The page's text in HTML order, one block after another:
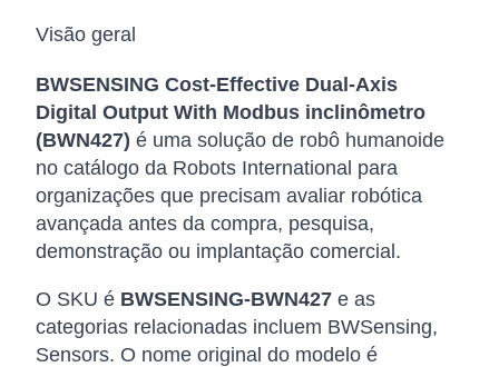
Visão geral
BWSENSING Cost-Effective Dual-Axis
Digital Output With Modbus inclinômetro
(BWN427) é uma solução de robô humanoide
no catálogo da Robots International para
organizações que precisam avaliar robótica
avançada antes da compra, pesquisa,
demonstração ou implantação comercial.
O SKU é BWSENSING-BWN427 e as
categorias relacionadas incluem BWSensing,
Sensors. O nome original do modelo é